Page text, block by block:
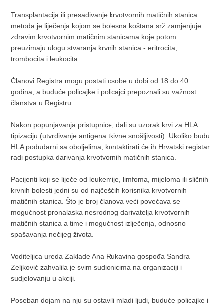
Transplantacija ili presađivanje krvotvornih matičnih stanica
metoda je liječenja kojom se bolesna koštana srž zamjenjuje
zdravim krvotvornim matičnim stanicama koje potom
preuzimaju ulogu stvaranja krvnih stanica - eritrocita,
trombocita i leukocita.
Članovi Registra mogu postati osobe u dobi od 18 do 40
godina, a buduće policajke i policajci prepoznali su važnost
članstva u Registru.
Nakon popunjavanja pristupnice, dali su uzorak krvi za HLA
tipizaciju (utvrđivanje antigena tkivne snošljivosti). Ukoliko budu
HLA podudarni sa oboljelima, kontaktirati će ih Hrvatski registar
radi postupka darivanja krvotvornih matičnih stanica.
Pacijenti koji se liječe od leukemije, limfoma, mijeloma ili sličnih
krvnih bolesti jedni su od najčešćih korisnika krvotvornih
matičnih stanica. Što je broj članova veći povećava se
mogućnost pronalaska nesrodnog darivatelja krvotvornih
matičnih stanica a time i mogućnost izlječenja, odnosno
spašavanja nečijeg života.
Voditeljica ureda Zaklade Ana Rukavina gospođa Sandra
Zeljković zahvalila je svim sudionicima na organizaciji i
sudjelovanju u akciji.
Poseban dojam na nju su ostavili mladi ljudi, buduće policajke i